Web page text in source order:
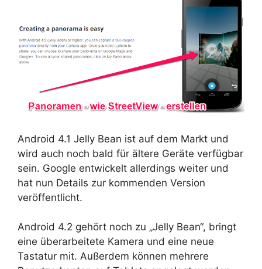
Android 4.1 Jelly Bean ist auf dem Markt und
wird auch noch bald für ältere Geräte verfügbar
sein. Google entwickelt allerdings weiter und
hat nun Details zur kommenden Version
veröffentlicht.
Android 4.2 gehört noch zu „Jelly Bean“, bringt
eine überarbeitete Kamera und eine neue
Tastatur mit. Außerdem können mehrere